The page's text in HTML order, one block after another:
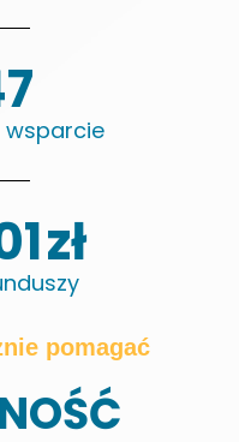
wsparcie
zł
pomagać